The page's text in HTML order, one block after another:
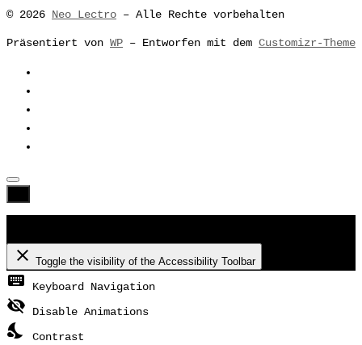
© 2026 Neo Lectro – Alle Rechte vorbehalten
Präsentiert von WP – Entworfen mit dem Customizr-Theme
close Toggle the visibility of the Accessibility Toolbar
keyboard Keyboard Navigation
visibility_off Disable Animations
nights_stay Contrast